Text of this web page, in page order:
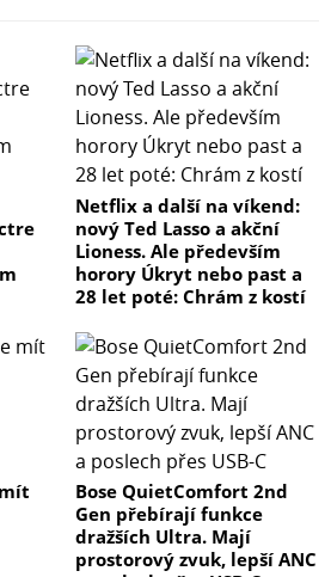
Zesilovače A-
na základě těchto
expertízy. Reprodukují
zvuk, a to včetně vstupního
na konceptu „přirozeného
zvuku takovým
modely navíc byly vyrobeny
a to počínaje návrhy obvodů
ochranou.
čistější zvuk
Pure Direct zvukový signál
cestou obvody, obchází
hlasitosti a vyvážení, čímž
rizika degradace signálu
Netflix a další na víkend:
nový Ted Lasso a akční
Lioness. Ale především
horory Úkryt nebo past a
28 let poté: Chrám z kostí
Bose QuietComfort 2nd
Gen přebírají funkce
dražších Ultra. Mají
prostorový zvuk, lepší ANC